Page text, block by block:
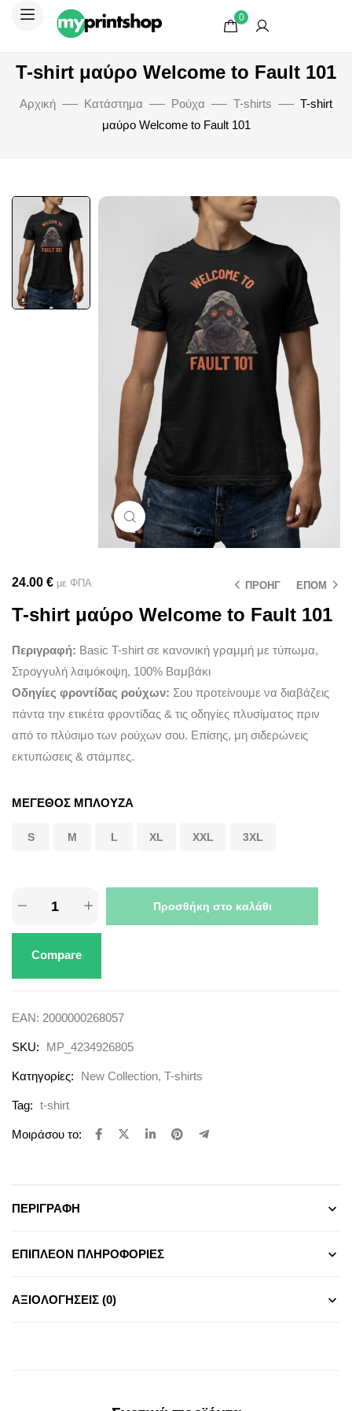
0
T-shirt μαύρο Welcome to Fault 101
Αρχική Κατάστημα Ρούχα T-shirts
T-shirt
μαύρο Welcome to Fault 101
Μεγέθυνση
ΠΡΟΗΓ ΕΠΟΜ
24.00 € με ΦΠΑ
T-shirt μαύρο Welcome to Fault 101
Περιγραφή: Basic T-shirt σε κανονική γραμμή με τύπωμα,
Στρογγυλή λαιμόκοψη, 100% Βαμβάκι
Οδηγίες φροντίδας ρούχων: Σου προτείνουμε να διαβάζεις
πάντα την ετικέτα φροντίδας & τις οδηγίες πλυσίματος πριν
από το πλύσιμο των ρούχων σου. Επίσης, μη σιδερώνεις
εκτυπώσεις & στάμπες.
ΜΕΓΕΘΟΣ ΜΠΛΟΥΖΑ
S M L XL XXL 3XL
Προσθήκη στο καλάθι
Compare
EAN: 2000000268057
SKU: MP_4234926805
Κατηγορίες: New Collection, T-shirts
Tag: t-shirt
Μοιράσου το:
ΠΕΡΙΓΡΑΦΉ
ΕΠΙΠΛΈΟΝ ΠΛΗΡΟΦΟΡΊΕΣ
ΑΞΙΟΛΟΓΉΣΕΙΣ (0)